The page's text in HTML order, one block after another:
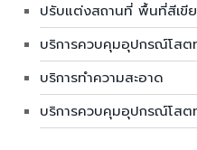
ปรับแต่งสถานที่ พื้นที่สีเขีย
บริการควบคุมอุปกรณ์โส
บริการทำความสะอาด
บริการควบคุมอุปกรณ์โส